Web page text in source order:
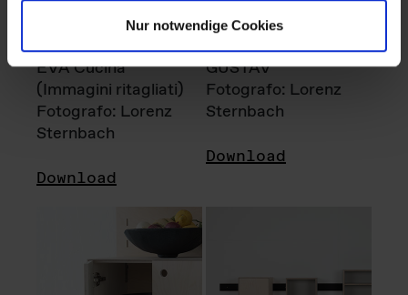
Nur notwendige Cookies
EVA Cucina
(Immagini ritagliati)
Fotografo: Lorenz
Sternbach
Download
GUSTAV
Fotografo: Lorenz
Sternbach
Download